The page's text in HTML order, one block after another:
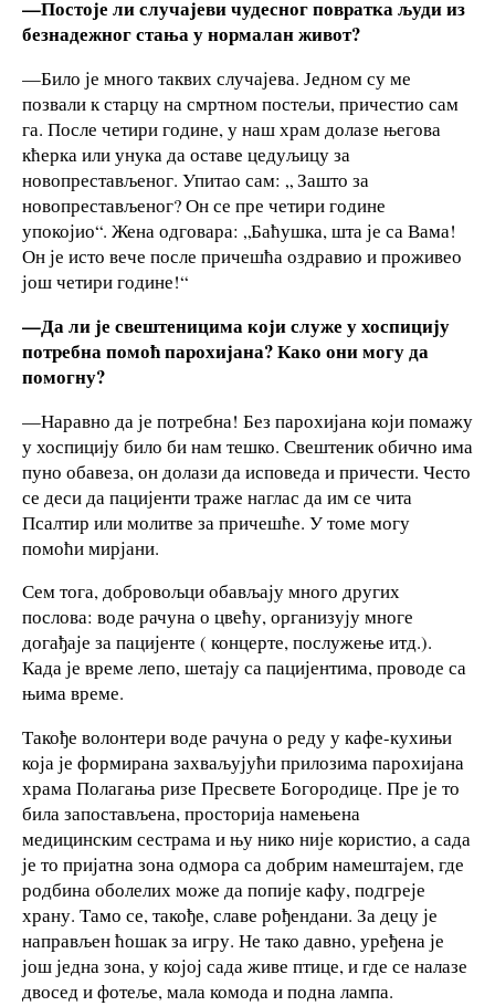
—Постоје ли случајеви чудесног повратка људи из
безнадежног стања у нормалан живот?
—Било је много таквих случајева. Једном су ме
позвали к старцу на смртном постељи, причестио сам
га. После четири године, у наш храм долазе његова
кћерка или унука да оставе цедуљицу за
новопрестављеног. Упитао сам: „ Зашто за
новопрестављеног? Он се пре четири године
упокојио“. Жена одговара: „Баћушка, шта је са Вама!
Он је исто вече после причешћа оздравио и проживео
још четири године!“
—Да ли је свештеницима који служе у хоспицију
потребна помоћ парохијана? Како они могу да
помогну?
—Наравно да је потребна! Без парохијана који помажу
у хоспицију било би нам тешко. Свештеник обично има
пуно обавеза, он долази да исповеда и причести. Често
се деси да пацијенти траже наглас да им се чита
Псалтир или молитве за причешће. У томе могу
помоћи мирјани.
Сем тога, добровољци обављају много других
послова: воде рачуна о цвећу, организују многе
догађаје за пацијенте ( концерте, послужење итд.).
Када је време лепо, шетају са пацијентима, проводе са
њима време.
Такође волонтери воде рачуна о реду у кафе-кухињи
која је формирана захваљујући прилозима парохијана
храма Полагања ризе Пресвете Богородице. Пре је то
била запостављена, просторија намењена
медицинским сестрама и њу нико није користио, а сада
је то пријатна зона одмора са добрим намештајем, где
родбина оболелих може да попије кафу, подгреје
храну. Тамо се, такође, славе рођендани. За децу је
направљен ћошак за игру. Не тако давно, уређена је
још једна зона, у којој сада живе птице, и где се налазе
двосед и фотеље, мала комода и подна лампа.